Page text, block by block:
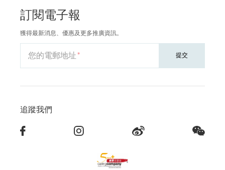
訂閱電子報
獲得最新消息、優惠及更多推廣資訊。
您的電郵地址 提交
追蹤我們